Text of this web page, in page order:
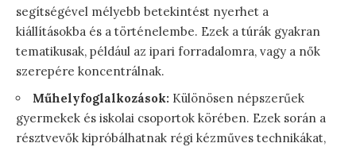
segítségével mélyebb betekintést nyerhet a
kiállításokba és a történelembe. Ezek a túrák gyakran
tematikusak, például az ipari forradalomra, vagy a nők
szerepére koncentrálnak.
Műhelyfoglalkozások: Különösen népszerűek
gyermekek és iskolai csoportok körében. Ezek során a
résztvevők kipróbálhatnak régi kézműves technikákat,